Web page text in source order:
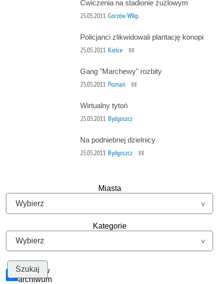
Ćwiczenia na stadionie żużlowym
25.05.2011 Gorzów Wlkp.
Policjanci zlikwidowali plantację konopi
25.05.2011 Kielce
Gang "Marchewy" rozbity
25.05.2011 Poznań
Wirtualny tytoń
25.05.2011 Bydgoszcz
Na podniebnej dzielnicy
25.05.2011 Bydgoszcz
Miasta
Kategorie
Szukaj w
archiwum